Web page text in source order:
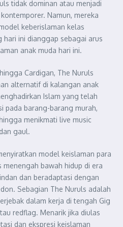
tidak dominan atau menjadi
Namun, mereka
keberislaman kelas
hari ini dianggap sebagai arus
anak muda hari ini.
Cardigan, The Nuruls
alternatif di kalangan anak
Islam yang telah
pada barang-barang murah,
menikmati live music
gaul.
model keislaman para
bawah hidup di era
dan beradaptasi dengan
Sebagian The Nuruls adalah
dalam kerja di tengah Gig
redflag. Menarik jika diulas
dan ekspresi keislaman